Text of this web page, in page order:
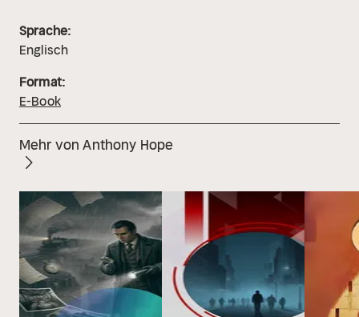
Sprache:
Englisch
Format:
E-Book
Mehr von Anthony Hope